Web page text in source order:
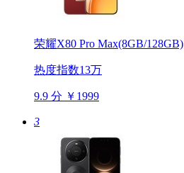
荣耀X80 Pro Max(8GB/128GB)
热度指数13万
9.9 分 ￥1999
3